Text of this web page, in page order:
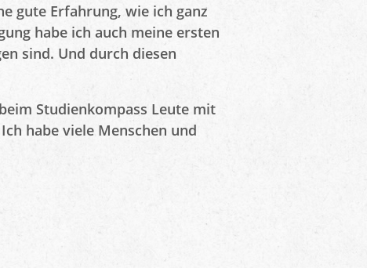
gute Erfahrung, wie ich ganz
habe ich auch meine ersten
sind. Und durch diesen
Studienkompass Leute mit
habe viele Menschen und